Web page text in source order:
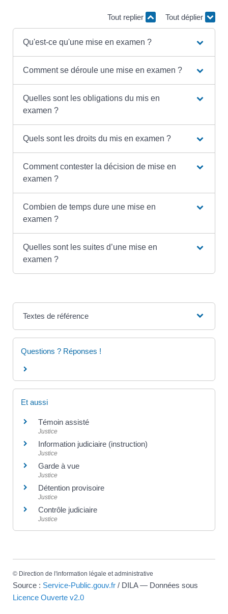
Tout replier Tout déplier
Qu'est-ce qu'une mise en examen ?
Comment se déroule une mise en examen ?
Quelles sont les obligations du mis en
examen ?
Quels sont les droits du mis en examen ?
Comment contester la décision de mise en
examen ?
Combien de temps dure une mise en
examen ?
Quelles sont les suites d’une mise en
examen ?
Textes de référence
Questions ? Réponses !
Et aussi
Témoin assisté
Justice
Information judiciaire (instruction)
Justice
Garde à vue
Justice
Détention provisoire
Justice
Contrôle judiciaire
Justice
© Direction de l'information légale et administrative
Source : Service-Public.gouv.fr / DILA — Données sous
Licence Ouverte v2.0